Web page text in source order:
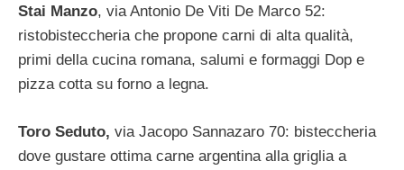
Stai Manzo, via Antonio De Viti De Marco 52:
ristobisteccheria che propone carni di alta qualità,
primi della cucina romana, salumi e formaggi Dop e
pizza cotta su forno a legna.
Toro Seduto, via Jacopo Sannazaro 70: bisteccheria
dove gustare ottima carne argentina alla griglia a